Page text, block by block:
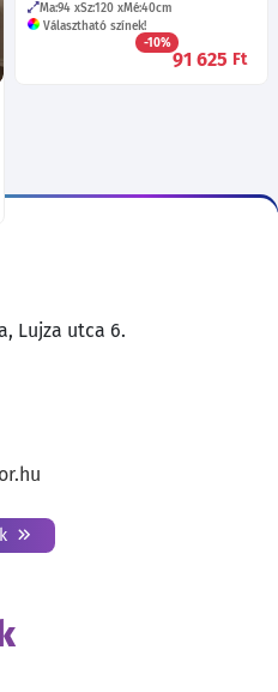
Ma:94 Sz:120 Mé:40cm
Választható színek!
-10%
91 625 Ft
Lujza utca 6.